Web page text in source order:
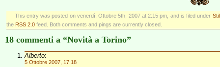
This entry was posted on venerdì, Ottobre 5th, 2007 at 2:15 pm, and is filed under
the RSS 2.0 feed. Both comments and pings are currently closed.
18 commenti a “Novità a Torino”
Alberto:
5 Ottobre 2007, 17:18